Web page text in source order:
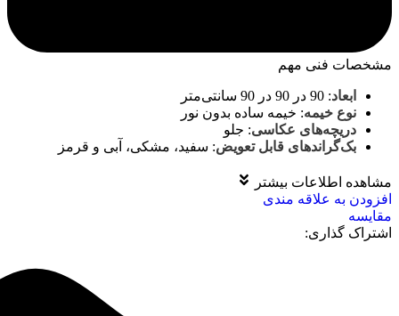
مشخصات فنی مهم
ابعاد: 90 در 90 در 90 سانتی‌متر
نوع خیمه: خیمه ساده بدون نور
دریچه‌های عکاسی: جلو
بک‌گراندهای قابل تعویض: سفید، مشکی، آبی و قرمز
مشاهده اطلاعات بیشتر
افزودن به علاقه مندی
مقايسه
اشتراک گذاری: